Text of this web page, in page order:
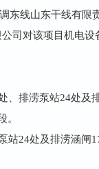
东线山东干线有限
司对该项目机电
排涝泵站24处及
。
站24处及排涝涵闸